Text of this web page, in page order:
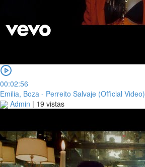
00:02:56
Emilia, Boza - Perreito Salvaje (Official Video)
Admin | 19 vistas